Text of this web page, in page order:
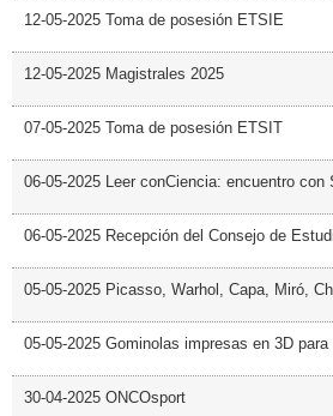
12-05-2025 Toma de posesión ETSIE
12-05-2025 Magistrales 2025
07-05-2025 Toma de posesión ETSIT
06-05-2025 Leer conCiencia: encuentro con
06-05-2025 Recepción del Consejo de
05-05-2025 Picasso, Warhol, Capa, Miró,
05-05-2025 Gominolas impresas en 3D
30-04-2025 ONCOsport